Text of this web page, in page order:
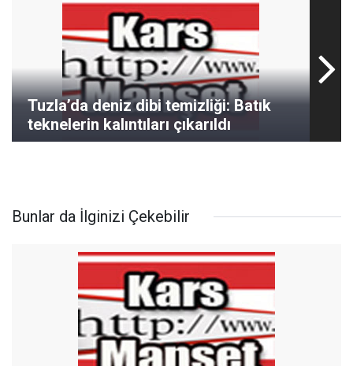
Tuzla’da deniz dibi temizliği: Batık
teknelerin kalıntıları çıkarıldı
Bunlar da İlginizi Çekebilir